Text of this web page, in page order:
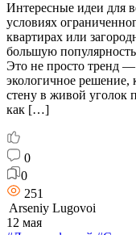
Интересные идеи для
условиях
квартирах или
большую популярность
Это не просто тренд
экологичное решение,
стену в живой уголок
как […]
0
0
251
Arseniy Lugovoi
12 мая